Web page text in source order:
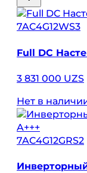
7AC4G12WS3
Full DC
3 831 000 UZS
Нет в
7AC4G12GRS2